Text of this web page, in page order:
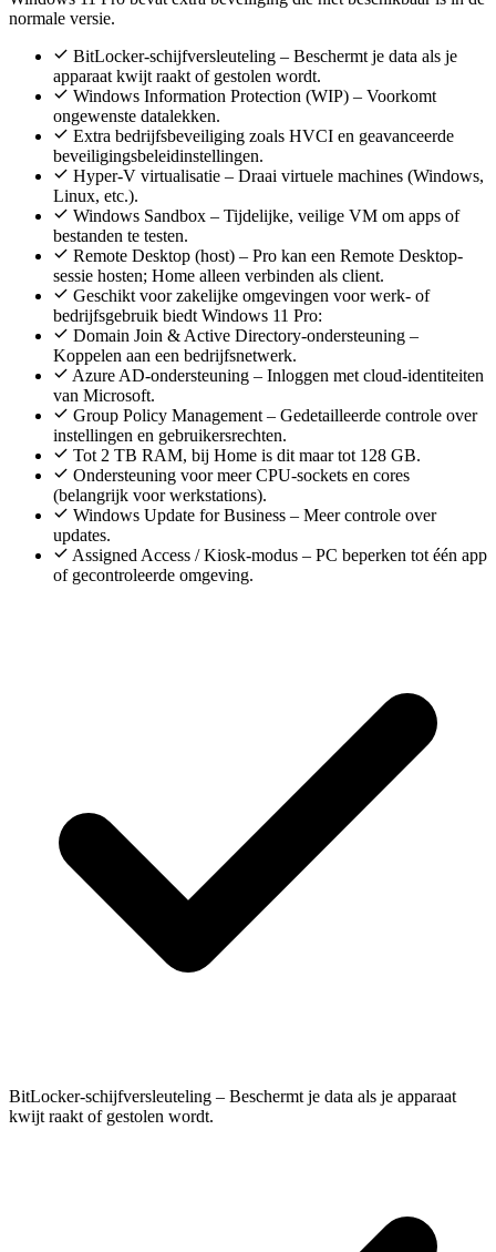
normale versie.
BitLocker-schijfversleuteling – Beschermt je data als je
apparaat kwijt raakt of gestolen wordt.
Windows Information Protection (WIP) – Voorkomt
ongewenste datalekken.
Extra bedrijfsbeveiliging zoals HVCI en geavanceerde
beveiligingsbeleidinstellingen.
Hyper-V virtualisatie – Draai virtuele machines (Windows,
Linux, etc.).
Windows Sandbox – Tijdelijke, veilige VM om apps of
bestanden te testen.
Remote Desktop (host) – Pro kan een Remote Desktop-
sessie hosten; Home alleen verbinden als client.
Geschikt voor zakelijke omgevingen voor werk- of
bedrijfsgebruik biedt Windows 11 Pro:
Domain Join & Active Directory-ondersteuning –
Koppelen aan een bedrijfsnetwerk.
Azure AD-ondersteuning – Inloggen met cloud-identiteiten
van Microsoft.
Group Policy Management – Gedetailleerde controle over
instellingen en gebruikersrechten.
Tot 2 TB RAM, bij Home is dit maar tot 128 GB.
Ondersteuning voor meer CPU-sockets en cores
(belangrijk voor werkstations).
Windows Update for Business – Meer controle over
updates.
Assigned Access / Kiosk-modus – PC beperken tot één app
of gecontroleerde omgeving.
BitLocker-schijfversleuteling – Beschermt je data als je apparaat
kwijt raakt of gestolen wordt.